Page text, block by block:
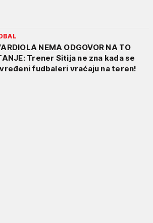
NEMA ODGOVOR NA TO
Trener Sitija ne zna kada se
fudbaleri vraćaju na teren!